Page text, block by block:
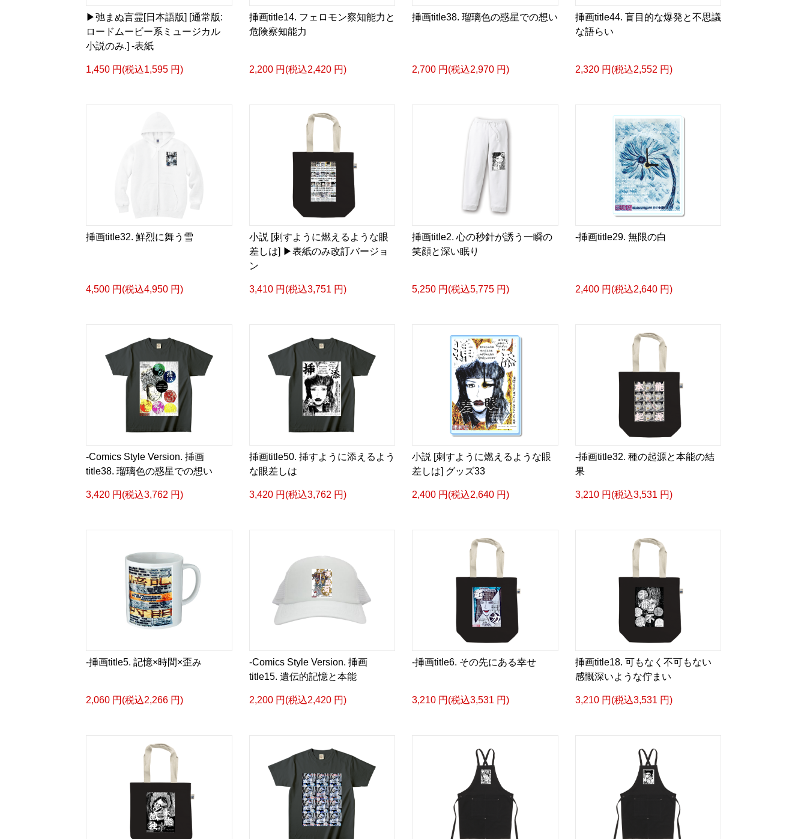
小説 [弛まぬ言霊] <挿画:スケッチ&塗り絵ver.>
-挿画デザイン画集&グッズカタログ-
凛々風 猛-リリカゼタケル
<デザイン画集&グッズカタログ>
＿＿＿＿＿＿＿＿＿＿＿＿＿＿＿＿＿＿＿＿＿＿
小説 [刺すように燃えるような眼差しは] -Version1.
挿画&グッズカタログ <デザイン画集:BEST版>
＜著者:挿画作成＞ 凛々風 猛 -リリカゼタケル
日本語版: https://amzn.asia/d/fMWTZVg
小説 [刺すように燃えるような眼差しは] -Version2.
挿画&グッズカタログ <デザイン画集:BEST版>
日本語版: https://amzn.asia/d/hMo8oB0
-Comics Style Version.
挿画&グッズカタログ <デザイン画集:BEST版>
＜著者/絵本:挿画作成＞ 凛々風 猛 -リリカゼタケル
日本語版: https://amzn.asia/d/gPVyU1t
<merchandise shop>
▶︎SUZURI https://suzuri.jp/ririkazetakeru
▶︎UP-T up-t.jp/creator/66b9c067ae64e
▶︎GICLEEPOD
▶︎弛まぬ言霊[日本語版] [通常版:
ロードムービー系ミュージカル
小説のみ.] -表紙
1,450 円(税込1,595 円)
挿画title14. フェロモン察知能力と
危険察知能力
2,200 円(税込2,420 円)
挿画title38. 瑠璃色の惑星での想い
2,700 円(税込2,970 円)
挿画title44. 盲目的な爆発と不思議
な語らい
2,320 円(税込2,552 円)
挿画title32. 鮮烈に舞う雪
4,500 円(税込4,950 円)
小説 [刺すように燃えるような眼
差しは] ▶︎表紙のみ改訂バージョ
ン
3,410 円(税込3,751 円)
挿画title2. 心の秒針が誘う一瞬の
笑顔と深い眠り
5,250 円(税込5,775 円)
-挿画title29. 無限の白
2,400 円(税込2,640 円)
-Comics Style Version. 挿画
title38. 瑠璃色の惑星での想い
3,420 円(税込3,762 円)
挿画title50. 挿すように添えるよう
な眼差しは
3,420 円(税込3,762 円)
小説 [刺すように燃えるような眼
差しは] グッズ33
2,400 円(税込2,640 円)
-挿画title32. 種の起源と本能の結
果
3,210 円(税込3,531 円)
-挿画title5. 記憶×時間×歪み
2,060 円(税込2,266 円)
-Comics Style Version. 挿画
title15. 遺伝的記憶と本能
2,200 円(税込2,420 円)
-挿画title6. その先にある幸せ
3,210 円(税込3,531 円)
挿画title18. 可もなく不可もない
感慨深いような佇まい
3,210 円(税込3,531 円)